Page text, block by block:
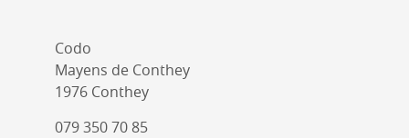
Codo
Mayens de Conthey
1976 Conthey
079 350 70 85